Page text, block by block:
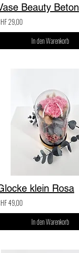
Beauty Beton
29,00
In den Warenkorb
klein Rosa
49,00
In den Warenkorb